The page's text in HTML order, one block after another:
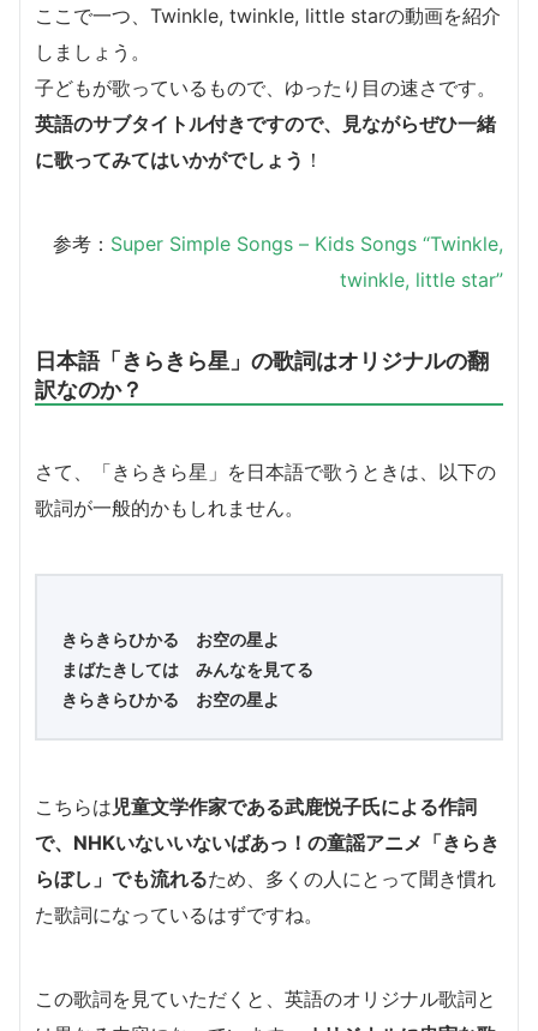
ここで一つ、Twinkle, twinkle, little starの動画を紹介
しましょう。
子どもが歌っているもので、ゆったり目の速さです。
英語のサブタイトル付きですので、見ながらぜひ一緒
に歌ってみてはいかがでしょう ！
参考： Super Simple Songs – Kids Songs “Twinkle,
twinkle, little star”
日本語「きらきら星」の歌詞はオリジナルの翻
訳なのか？
さて、「きらきら星」を日本語で歌うときは、以下の
歌詞が一般的かもしれません。
きらきらひかる お空の星よ
まばたきしては みんなを見てる
きらきらひかる お空の星よ
こちらは児童文学作家である武鹿悦子氏による作詞
で、NHKいないいないばあっ！の童謡アニメ「きらき
らぼし」でも流れるため、多くの人にとって聞き慣れ
た歌詞になっているはずですね。
この歌詞を見ていただくと、英語のオリジナル歌詞と